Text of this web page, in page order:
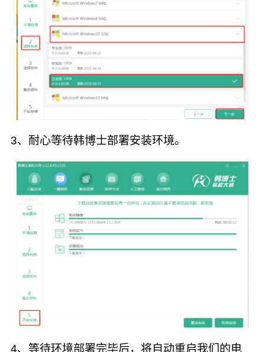
3、耐心等待韩博士部署安装环境。
4、等待环境部署完毕后，将自动重启我们的电